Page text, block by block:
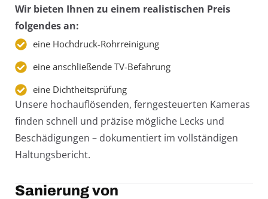
Wir bieten Ihnen zu einem realistischen Preis
folgendes an:
eine Hochdruck-Rohrreinigung
eine anschließende TV-Befahrung
eine Dichtheitsprüfung
Unsere hochauflösenden, ferngesteuerten Kameras
finden schnell und präzise mögliche Lecks und
Beschädigungen – dokumentiert im vollständigen
Haltungsbericht.
Sanierung von